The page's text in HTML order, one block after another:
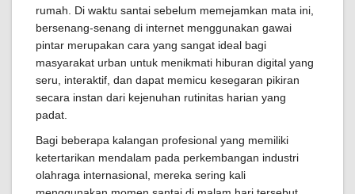
rumah. Di waktu santai sebelum memejamkan mata ini,
bersenang-senang di internet menggunakan gawai
pintar merupakan cara yang sangat ideal bagi
masyarakat urban untuk menikmati hiburan digital yang
seru, interaktif, dan dapat memicu kesegaran pikiran
secara instan dari kejenuhan rutinitas harian yang
padat.
Bagi beberapa kalangan profesional yang memiliki
ketertarikan mendalam pada perkembangan industri
olahraga internasional, mereka sering kali